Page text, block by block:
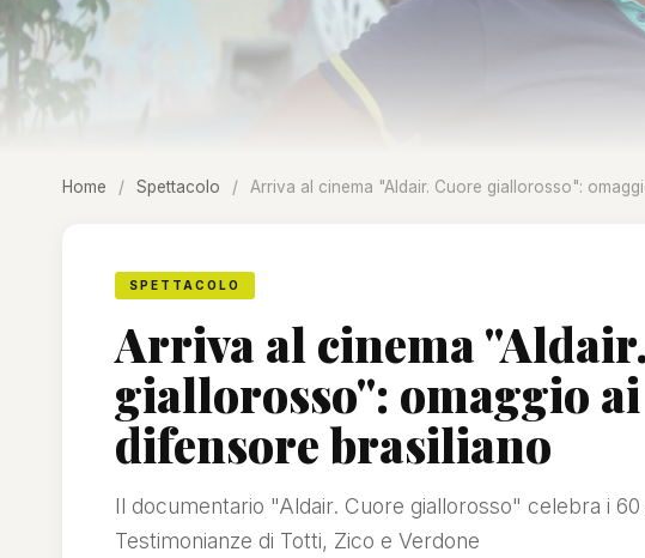
Home / Spettacolo / Arriva al cinema "Aldair. Cuore giallorosso":
SPETTACOLO
Arriva al cinema
giallorosso": omaggio
difensore brasiliano
Il documentario "Aldair. Cuore giallorosso" celebra i
Testimonianze di Totti, Zico e Verdone